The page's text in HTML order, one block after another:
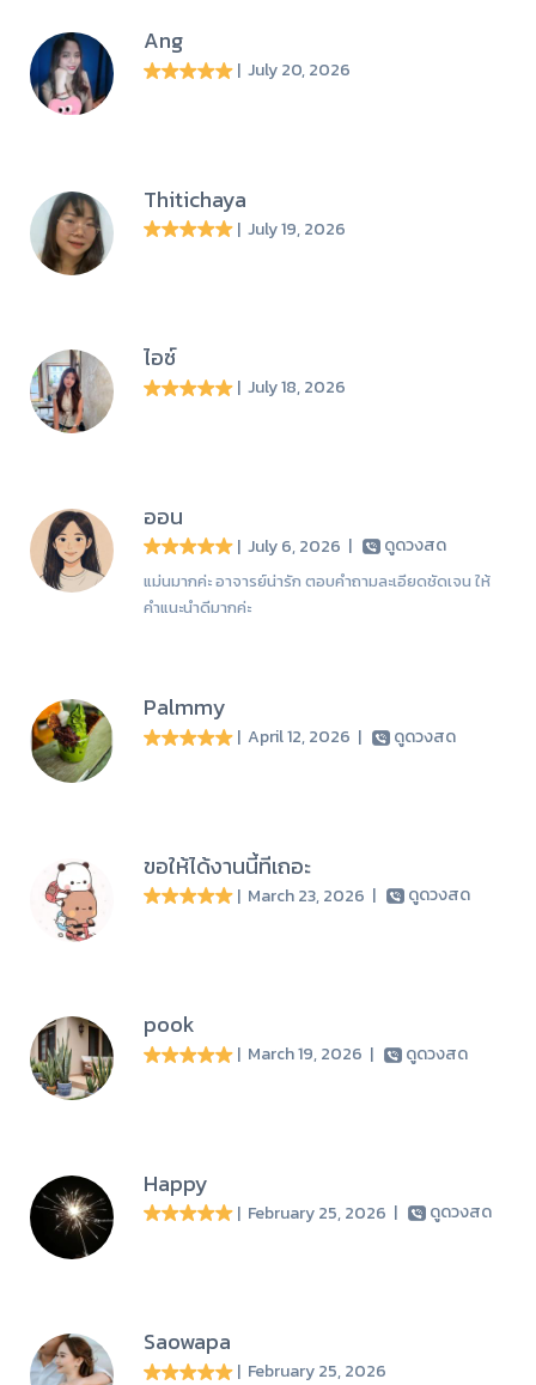
Ang
| July 20, 2026
Thitichaya
| July 19, 2026
ไอซ์
| July 18, 2026
ออน
| July 6, 2026 | ดูดวงสด
แม่นมากค่ะ อาจารย์น่ารัก ตอบคำถามละเอียดชัดเจน ให้
คำแนะนำดีมากค่ะ
Palmmy
| April 12, 2026 | ดูดวงสด
ขอให้ได้งานนี้ทีเถอะ
| March 23, 2026 | ดูดวงสด
pook
| March 19, 2026 | ดูดวงสด
Happy
| February 25, 2026 | ดูดวงสด
Saowapa
| February 25, 2026